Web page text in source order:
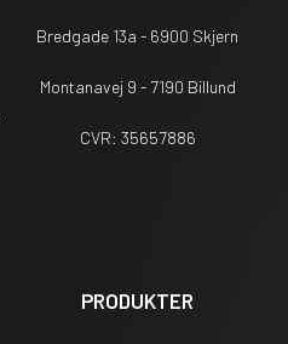
Bredgade 13a - 6900 Skjern
Montanavej 9 - 7190 Billund
CVR: 35657886
PRODUKTER